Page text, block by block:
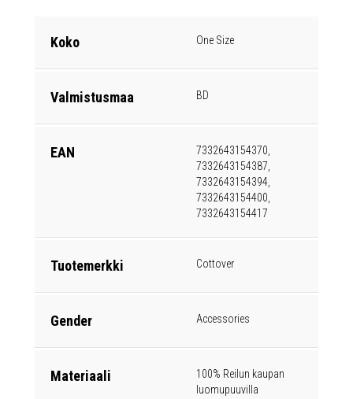
Koko One Size
Valmistusmaa BD
EAN
7332643154370,
7332643154387,
7332643154394,
7332643154400,
7332643154417
Tuotemerkki Cottover
Gender Accessories
Materiaali
100% Reilun kaupan
luomupuuvilla